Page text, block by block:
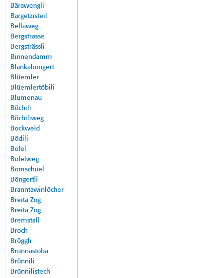
Bärawengli
Bargetzisteil
Bellaweg
Bergstrasse
Bergsträssli
Binnendamm
Blankabongert
Blüemler
Blüemlertöbili
Blumenau
Böchili
Böchiliweg
Bockweid
Bödili
Bofel
Bofelweg
Bomschuel
Böngertli
Branntawinlöcher
Breita Zog
Breita Zog
Bremstall
Broch
Bröggli
Brunnastoba
Brünnili
Brünnilistech